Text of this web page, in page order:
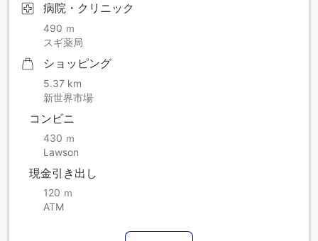
病院・クリニック
490 ｍ
スギ薬局
ショッピング
5.37 km
新世界市場
コンビニ
430 ｍ
Lawson
現金引き出し
120 ｍ
ATM